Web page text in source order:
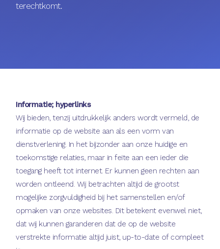
terechtkomt.
Informatie; hyperlinks
Wij bieden, tenzij uitdrukkelijk anders wordt vermeld, de
informatie op de website aan als een vorm van
dienstverlening. In het bijzonder aan onze huidige en
toekomstige relaties, maar in feite aan een ieder die
toegang heeft tot internet. Er kunnen geen rechten aan
worden ontleend. Wij betrachten altijd de grootst
mogelijke zorgvuldigheid bij het samenstellen en/of
opmaken van onze websites. Dit betekent evenwel niet,
dat wij kunnen garanderen dat de op de website
verstrekte informatie altijd juist, up-to-date of compleet